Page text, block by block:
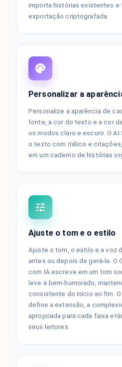
importa histórias existentes e
exportação criptografada.
Personalizar a
Personalize a aparência de
fonte, a cor do texto e a cor
os modos claro e escuro. O
o texto com itálico e
em um caderno de histórias
Ajuste o tom e o estilo
Ajuste o tom, o estilo e a voz
antes ou depois de gerá-la. O
com IA escreve em um tom
leve e bem-humorado,
consistente do início ao fim.
define a extensão, a
apropriada para cada faixa
seus leitores.